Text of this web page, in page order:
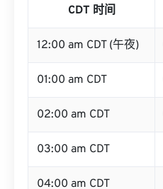
CDT 时间
12:00 am CDT (午夜)
01:00 am CDT
02:00 am CDT
03:00 am CDT
04:00 am CDT